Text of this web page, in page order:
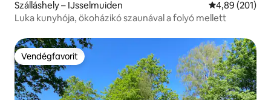
Szálláshely – IJsselmuiden Átlagos
4,89 (201)
Luka kunyhója, ökoházikó szaunával a folyó mellett
Vendégfavorit
Vendégfavorit